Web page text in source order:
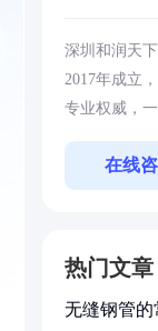
深圳和润天
2017年成立
专业权威，
在线
热门文章
无缝钢管